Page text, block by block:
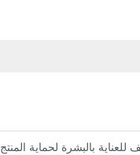
بالبشرة لحماية المنتج